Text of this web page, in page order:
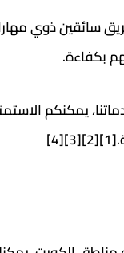
سائقين ذوي
بكفاءة.
يمكنكم